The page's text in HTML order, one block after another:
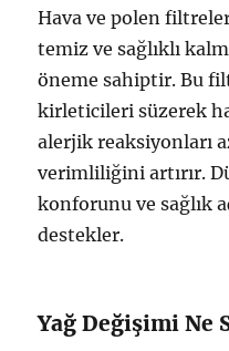
Hava ve polen
temiz ve sağlıklı
öneme sahiptir. Bu
kirleticileri süzerek
alerjik reaksiyonları
verimliliğini artırır.
konforunu ve sağlık
destekler.
Yağ Değişimi Ne